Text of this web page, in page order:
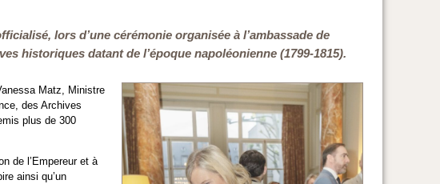
lors d’une cérémonie organisée à l’ambassade de
historiques datant de l’époque napoléonienne (1799-1815).
Matz, Ministre
des Archives
plus de 300
de l’Empereur et à
ainsi qu’un